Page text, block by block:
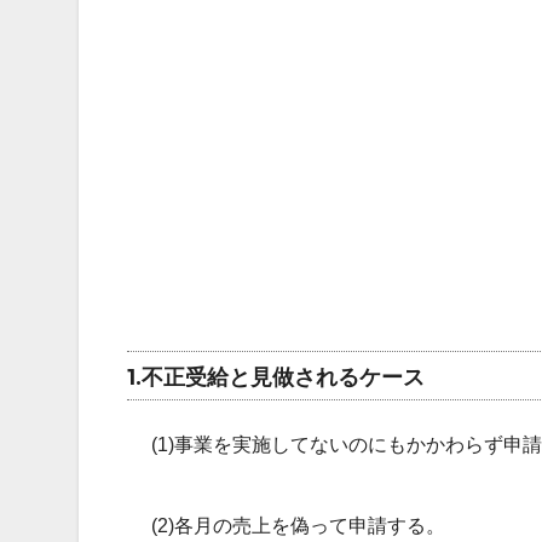
1.不正受給と見做されるケース
(1)事業を実施してないのにもかかわらず申
(2)各月の売上を偽って申請する。